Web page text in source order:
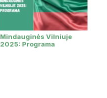
Mindauginės Vilniuje
2025: Programa